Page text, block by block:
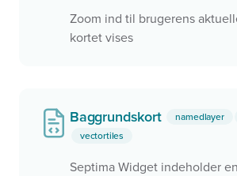
Zoom ind til brugerens
kortet vises
Baggrundskort namedlayer
vectortiles
Septima Widget indeholder